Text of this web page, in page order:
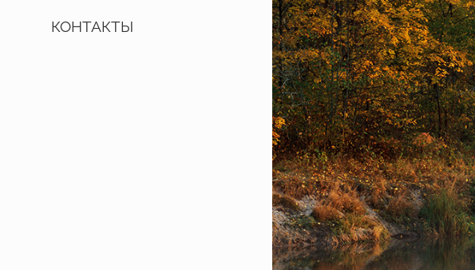
КОНТАКТЫ